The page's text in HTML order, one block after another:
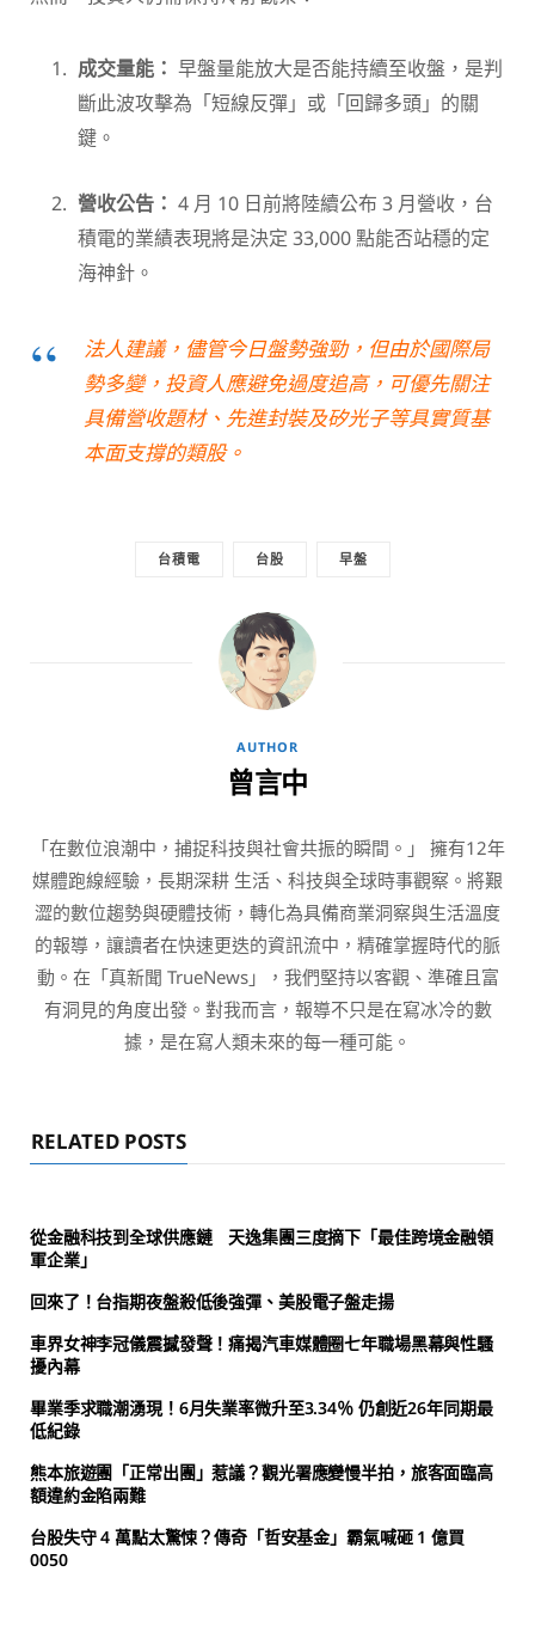
成交量能： 早盤量能放大是否能持續至收盤，是判
斷此波攻擊為「短線反彈」或「回歸多頭」的關
鍵。
營收公告： 4 月 10 日前將陸續公布 3 月營收，台
積電的業績表現將是決定 33,000 點能否站穩的定
海神針。
法人建議，儘管今日盤勢強勁，但由於國際局
勢多變，投資人應避免過度追高，可優先關注
具備營收題材、先進封裝及矽光子等具實質基
本面支撐的類股。
台積電 台股 早盤
AUTHOR
曾言中
「在數位浪潮中，捕捉科技與社會共振的瞬間。」 擁有12年
媒體跑線經驗，長期深耕 生活、科技與全球時事觀察。將艱
澀的數位趨勢與硬體技術，轉化為具備商業洞察與生活溫度
的報導，讓讀者在快速更迭的資訊流中，精確掌握時代的脈
動。在「真新聞 TrueNews」，我們堅持以客觀、準確且富
有洞見的角度出發。對我而言，報導不只是在寫冰冷的數
據，是在寫人類未來的每一種可能。
RELATED POSTS
從金融科技到全球供應鏈 天逸集團三度摘下「最佳跨境金融領
軍企業」
回來了！台指期夜盤殺低後強彈、美股電子盤走揚
車界女神李冠儀震撼發聲！痛揭汽車媒體圈七年職場黑幕與性騷
擾內幕
畢業季求職潮湧現！6月失業率微升至3.34％ 仍創近26年同期最
低紀錄
熊本旅遊團「正常出團」惹議？觀光署應變慢半拍，旅客面臨高
額違約金陷兩難
台股失守 4 萬點太驚悚？傳奇「哲安基金」霸氣喊砸 1 億買
0050